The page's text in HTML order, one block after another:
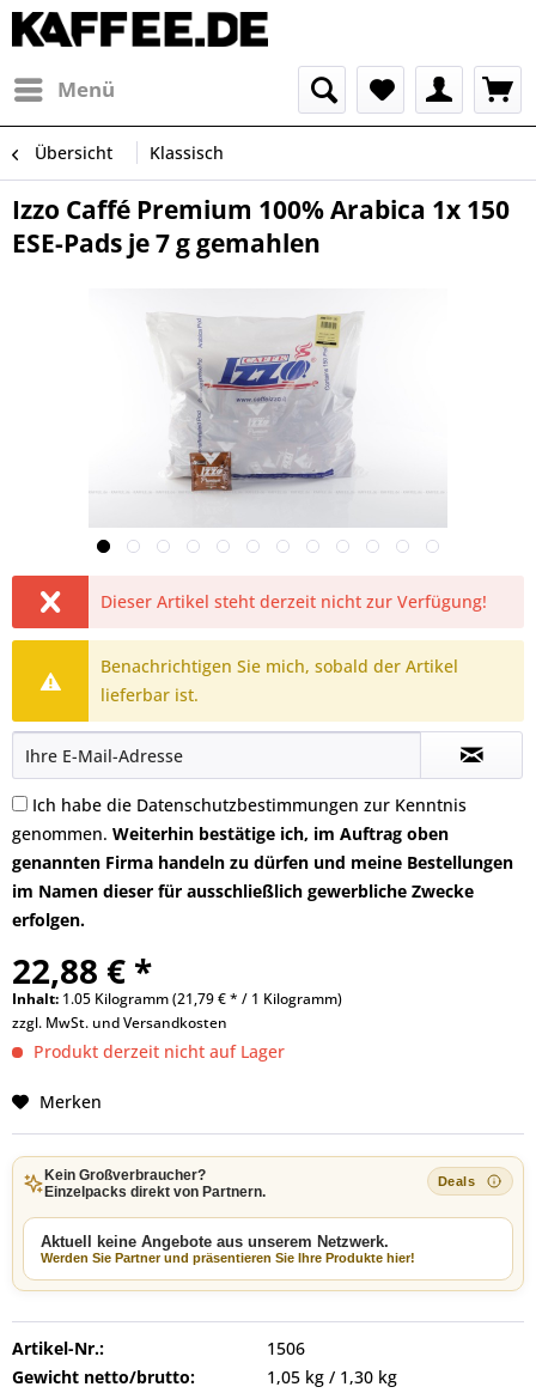
Menü
Übersicht Klassisch
Izzo Caffé Premium 100% Arabica 1x 150
ESE-Pads je 7 g gemahlen
Dieser Artikel steht derzeit nicht zur Verfügung!
Benachrichtigen Sie mich, sobald der Artikel
lieferbar ist.
Ich habe die Datenschutzbestimmungen zur Kenntnis
genommen. Weiterhin bestätige ich, im Auftrag oben
genannten Firma handeln zu dürfen und meine Bestellungen
im Namen dieser für ausschließlich gewerbliche Zwecke
erfolgen.
22,88 € *
Inhalt: 1.05 Kilogramm (21,79 € * / 1 Kilogramm)
zzgl. MwSt. undVersandkosten
Produkt derzeit nicht auf Lager
Merken
Kein Großverbraucher?
Einzelpacks direkt von Partnern.
Aktuell keine Angebote aus unserem Netzwerk.
Werden Sie Partner und präsentieren Sie Ihre Produkte hier!
Artikel-Nr.:
1506
Gewicht netto/brutto:
1,05 kg / 1,30 kg